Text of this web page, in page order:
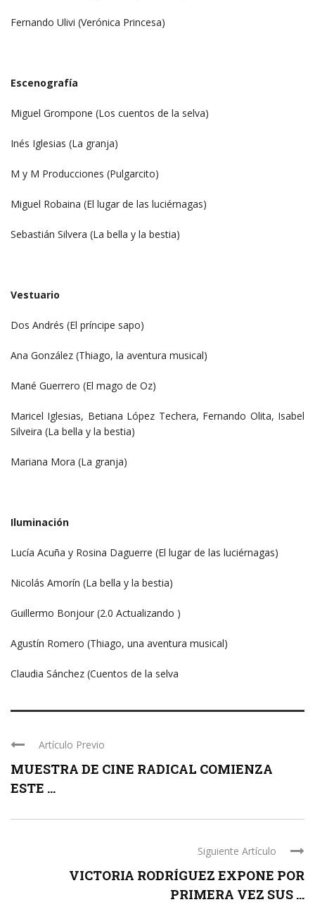
Fernando Ulivi (Verónica Princesa)
Escenografía
Miguel Grompone (Los cuentos de la selva)
Inés Iglesias (La granja)
M y M Producciones (Pulgarcito)
Miguel Robaina (El lugar de las luciérnagas)
Sebastián Silvera (La bella y la bestia)
Vestuario
Dos Andrés (El príncipe sapo)
Ana González (Thiago, la aventura musical)
Mané Guerrero (El mago de Oz)
Maricel Iglesias, Betiana López Techera, Fernando Olita, Isabel
Silveira (La bella y la bestia)
Mariana Mora (La granja)
Iluminación
Lucía Acuña y Rosina Daguerre (El lugar de las luciérnagas)
Nicolás Amorín (La bella y la bestia)
Guillermo Bonjour (2.0 Actualizando )
Agustín Romero (Thiago, una aventura musical)
Claudia Sánchez (Cuentos de la selva
Artículo Previo
MUESTRA DE CINE RADICAL COMIENZA
ESTE ...
Siguiente Artículo
VICTORIA RODRÍGUEZ EXPONE POR
PRIMERA VEZ SUS ...